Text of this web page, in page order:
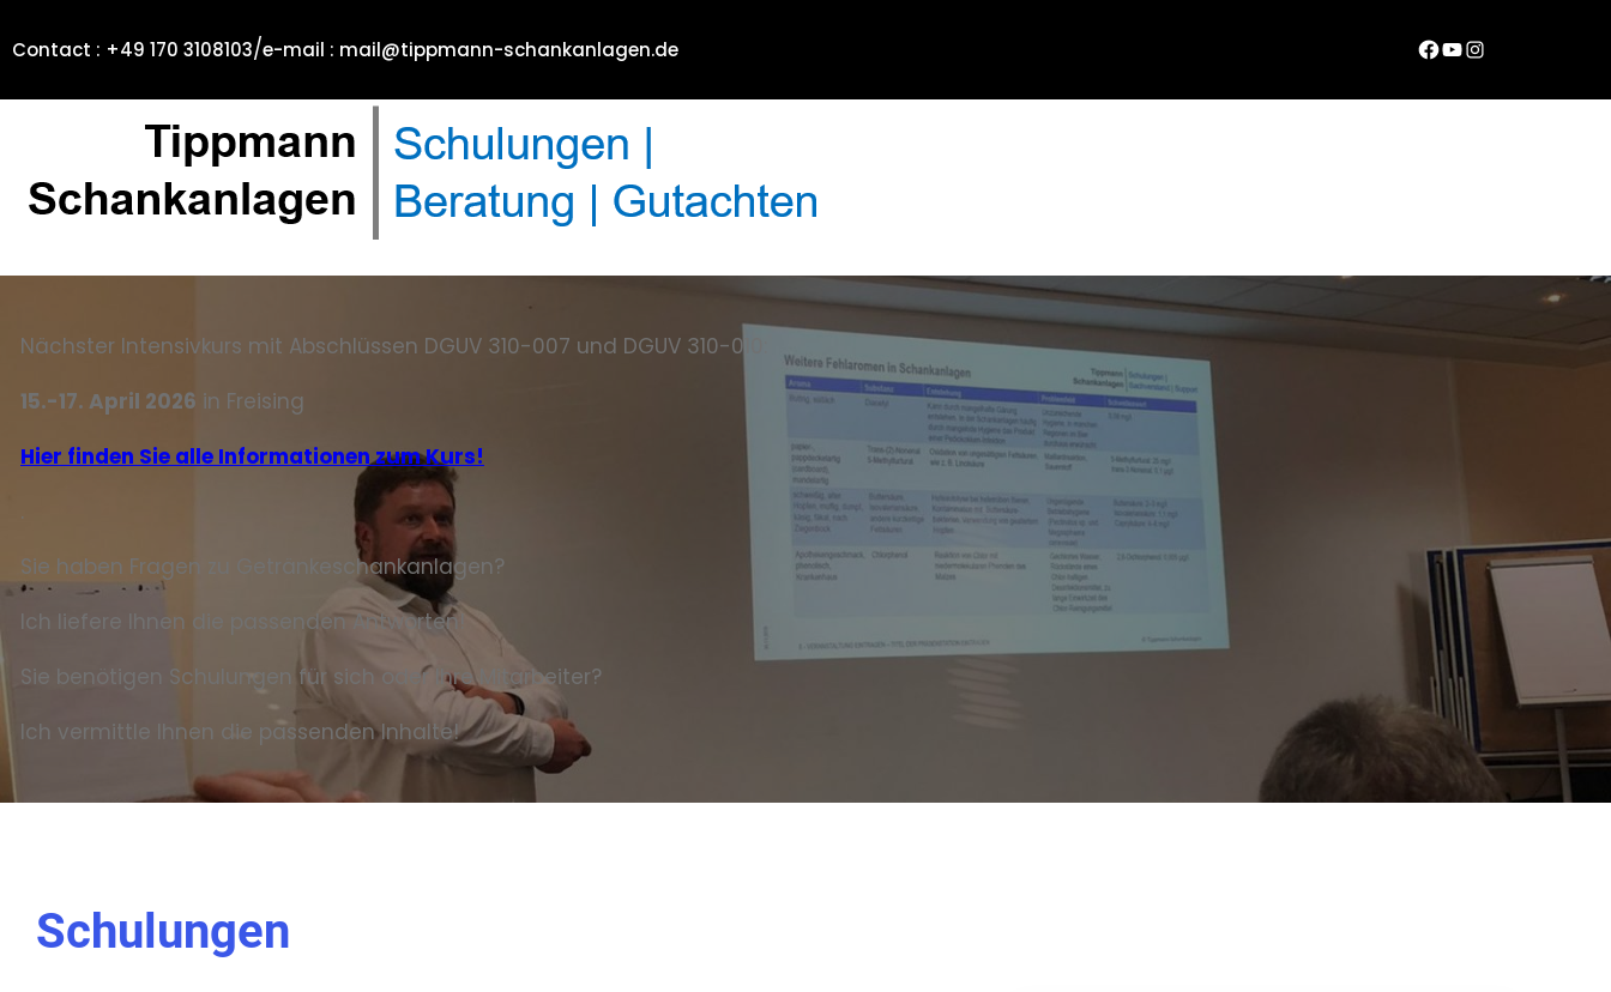
Contact : +49 170 3108103/e-mail : mail@tippmann-schankanlagen.de Facebook
YouTube
Instagram
Nächster Intensivkurs mit Abschlüssen DGUV 310-007 und DGUV 310-010:
15.-17. April 2026 in Freising
Hier finden Sie alle Informationen zum Kurs!
.
Sie haben Fragen zu Getränkeschankanlagen?
Ich liefere Ihnen die passenden Antworten!
Sie benötigen Schulungen für sich oder Ihre Mitarbeiter?
Ich vermittle Ihnen die passenden Inhalte!
Schulungen